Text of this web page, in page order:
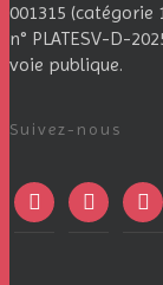
001315 (catégorie
n° PLATESV-D-
voie publique.
Suivez-nous
facebookinstagram